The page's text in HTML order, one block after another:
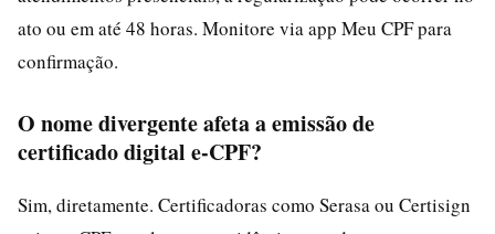
ato ou em até 48 horas. Monitore via app Meu CPF para
confirmação.
O nome divergente afeta a emissão de
certificado digital e-CPF?
Sim, diretamente. Certificadoras como Serasa ou Certisign